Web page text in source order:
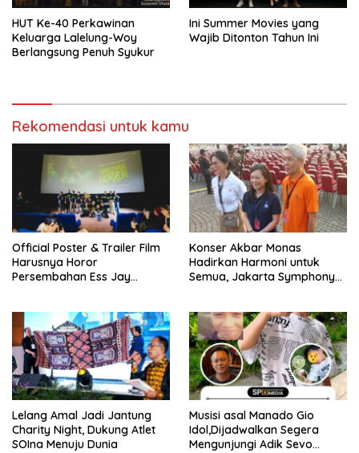
‎HUT Ke-40 Perkawinan
Keluarga Lalelung-Woy
Berlangsung Penuh Syukur
Ini Summer Movies yang
Wajib Ditonton Tahun Ini
Rekomendasi untuk kamu
Official Poster & Trailer Film
Harusnya Horor
Persembahan Ess Jay
Konser Akbar Monas
Hadirkan Harmoni untuk
Semua, Jakarta Symphony
Lelang Amal Jadi Jantung
Charity Night, Dukung Atlet
SOIna Menuju Dunia
Musisi asal Manado Gio
Idol,Dijadwalkan Segera
Mengunjungi Adik Sevo